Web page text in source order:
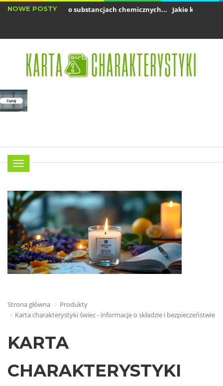
NOWE POSTY
informacje o substancjach chemicznych... Jakie kary grożą za
Menu
Strona główna
Produkty
Karta charakterystyki świec - informacje o składzie i bezpieczeństwie
KARTA
CHARAKTERYSTYKI